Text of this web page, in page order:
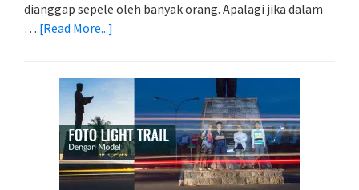
dianggap sepele oleh banyak orang. Apalagi jika dalam
… [Read More...]
Memori
Tepat
Untuk
Kamera
Kamu